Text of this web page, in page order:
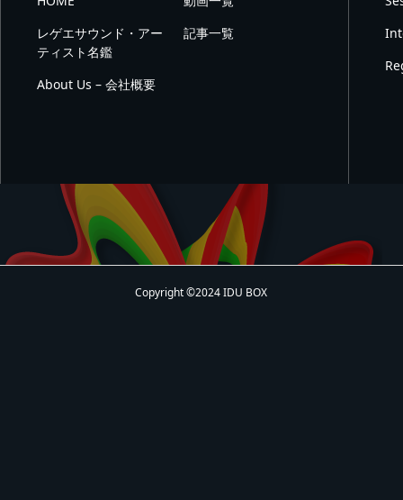
レゲエサウンド・アー
ティスト名鑑
記事一覧
About Us – 会社概要
Copyright ©2024 IDU BOX